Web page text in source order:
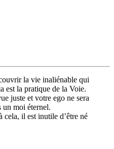
la vie inaliénable qui
est la pratique de la Voie.
juste et votre ego ne sera
un moi éternel.
cela, il est inutile d’être né